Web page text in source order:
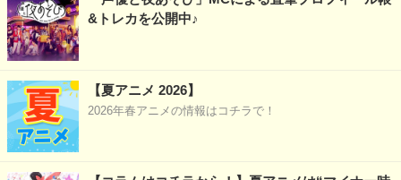
&トレカを公開中♪
【夏アニメ 2026】
2026年春アニメの情報はコチラで！